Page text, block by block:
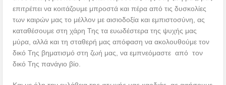
επιτρέπει να κοιτάζουμε μπροστά και πέρα από τις δυσκολίες
των καιρών μας το μέλλον με αισιοδοξία και εμπιστοσύνη, ας
καταθέσουμε στη χάρη Της τα ευωδέστερα της ψυχής μας
μύρα, αλλά και τη σταθερή μας απόφαση να ακολουθούμε τον
δικό Της βηματισμό στη ζωή μας, να εμπνεόμαστε από τον
δικό Της πανάγιο βίο.